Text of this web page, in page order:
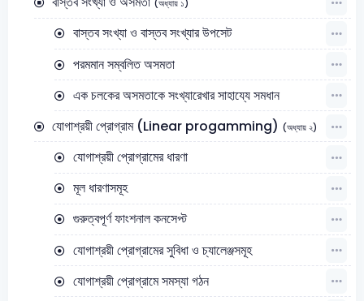
(অধ্যায় ১)
বাস্তব সংখ্যা ও বাস্তব সংখ্যার উপসেট
পরমমান সম্বলিত অসমতা
এক চলকের অসমতাকে সংখ্যারেখার সাহায্যে সমধান
যোগাশ্রয়ী প্রোগ্রাম (Linear progamming) (অধ্যায় ২)
যোগাশ্রয়ী প্রোগ্রামের ধারণা
মূল ধারণাসমূহ
গুরুত্বপূর্ণ ফাংশনাল কনসেপ্ট
যোগাশ্রয়ী প্রোগ্রামের সুবিধা ও চ্যালেঞ্জসমূহ
যোগাশ্রয়ী প্রোগ্রামে সমস্যা গঠন